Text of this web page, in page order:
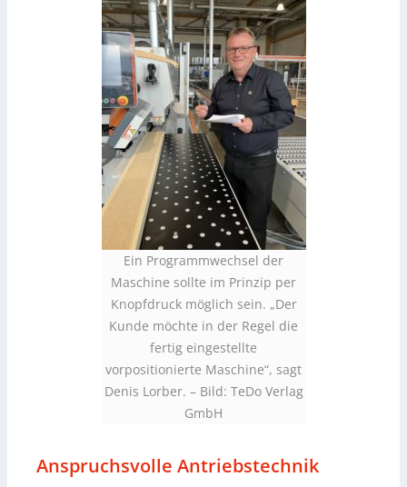
Ein Programmwechsel der
Maschine sollte im Prinzip per
Knopfdruck möglich sein. „Der
Kunde möchte in der Regel die
fertig eingestellte
vorpositionierte Maschine“, sagt
Denis Lorber. – Bild: TeDo Verlag
GmbH
Anspruchsvolle Antriebstechnik